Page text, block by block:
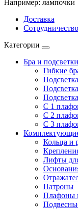
Например: лампочки
Доставка
Сотрудничество
Категории
Бра и подсветки
Гибкие
С 1
С 2
С 3
Кольца и
Лифты
Патроны
Плафоны